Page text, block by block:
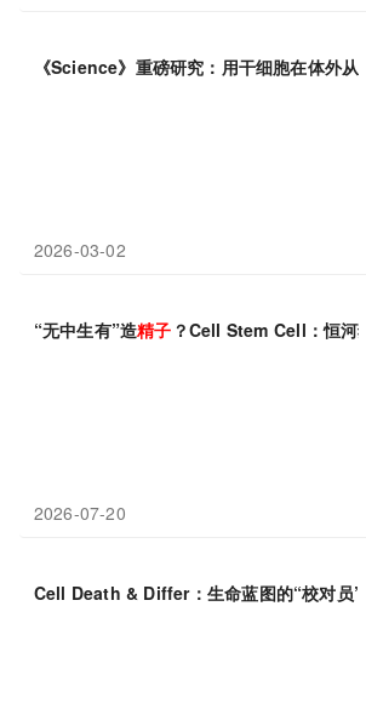
《Science》重磅研究：用干细胞在体外
2026-03-02
“无中生有”造精子 ？Cell Stem Cell：恒河
2026-07-20
Cell Death & Differ：生命蓝图的“校对员